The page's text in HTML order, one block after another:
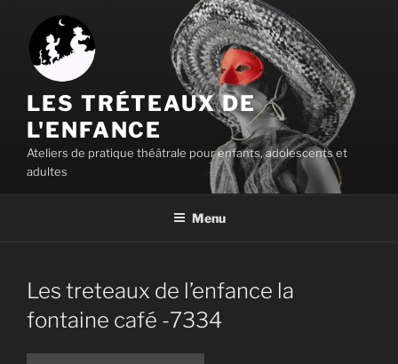
contenu
principal
LES TRÉTEAUX DE
L'ENFANCE
Ateliers de pratique théâtrale pour enfants, adolescents et
adultes
Menu
Les treteaux de l’enfance la
fontaine café -7334